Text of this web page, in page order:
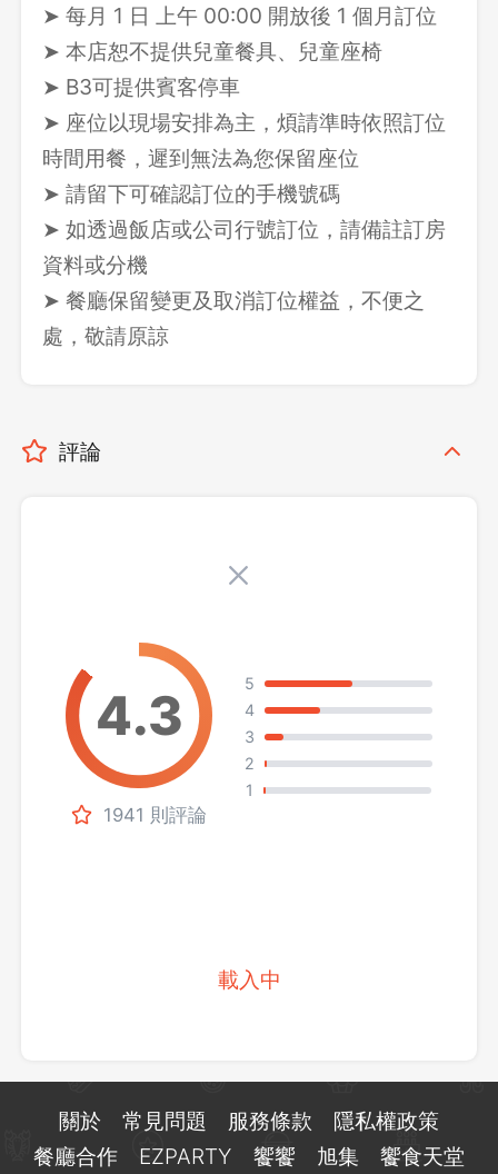
➤ 每月 1 日 上午 00:00 開放後 1 個月訂位
➤ 本店恕不提供兒童餐具、兒童座椅
➤ B3可提供賓客停車
➤ 座位以現場安排為主，煩請準時依照訂位
時間用餐，遲到無法為您保留座位
➤ 請留下可確認訂位的手機號碼
➤ 如透過飯店或公司行號訂位，請備註訂房
資料或分機
➤ 餐廳保留變更及取消訂位權益，不便之
處，敬請原諒
評論
1941 則評論
5
4
3
2
1
載入中
關於 常見問題 服務條款
隱私權政策
餐廳合作
EZPARTY 饗饗 旭集 饗食天堂